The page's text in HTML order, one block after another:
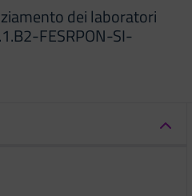
dei laboratori
FESRPON-SI-